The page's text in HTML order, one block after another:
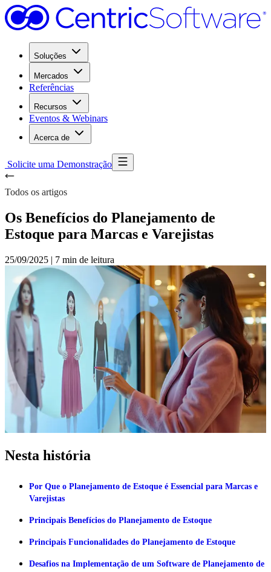
Soluções
Mercados
Referências
Recursos
Eventos & Webinars
Acerca de
Solicite uma Demonstração
Todos os artigos
Os Benefícios do Planejamento de
Estoque para Marcas e Varejistas
25/09/2025 | 7 min de leitura
Nesta história
Por Que o Planejamento de Estoque é Essencial para Marcas e
Varejistas
Principais Benefícios do Planejamento de Estoque
Principais Funcionalidades do Planejamento de Estoque
Desafios na Implementação de um Software de Planejamento de